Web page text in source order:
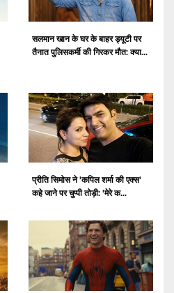
सलमान खान के घर के बाहर ड्यूटी पर
तैनात पुलिसकर्मी की गिरकर मौत: क्या...
प्रीति सिमोस ने 'कपिल शर्मा की एक्स'
कहे जाने पर चुप्पी तोड़ी: 'मेरे क...